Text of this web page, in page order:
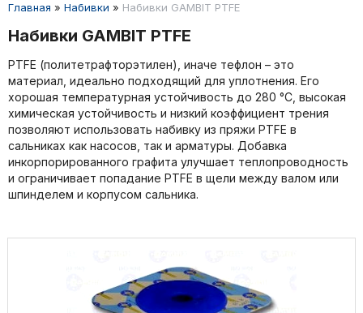
Главная » Набивки » Набивки GAMBIT PTFE
Набивки GAMBIT PTFE
PTFE (политетрафторэтилен), иначе тефлон – это
материал, идеально подходящий для уплотнения. Его
хорошая температурная устойчивость до 280 °C, высокая
химическая устойчивость и низкий коэффициент трения
позволяют использовать набивку из пряжи PTFE в
сальниках как насосов, так и арматуры. Добавка
инкорпорированного графита улучшает теплопроводность
и ограничивает попадание PTFE в щели между валом или
шпинделем и корпусом сальника.